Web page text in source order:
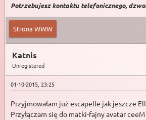
Potrzebujesz kontaktu telefonicznego,
Strona WWW
Katnis
Unregistered
01-10-2015, 23:25
Przyjmowałam już escapelle jak jeszcze
Przyłączam się do matki-fajny avatar ceeM